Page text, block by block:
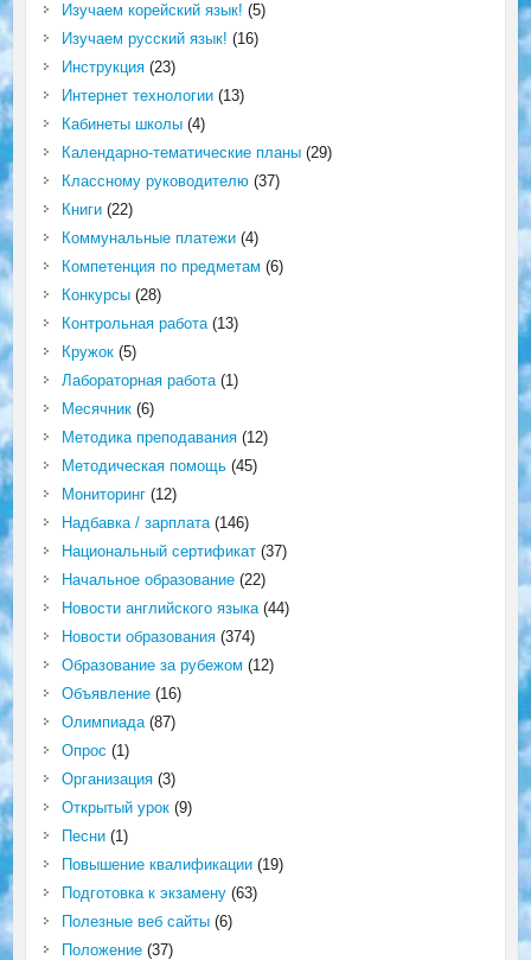
Изучаем корейский язык! (5)
Изучаем русский язык! (16)
Инструкция(23)
Интернет технологии(13)
Кабинеты школы(4)
Календарно-тематические планы(29)
Классному руководителю(37)
Книги(22)
Коммунальные платежи(4)
Компетенция по предметам (6)
Конкурсы(28)
Контрольная работа(13)
Кружок(5)
Лабораторная работа(1)
Месячник(6)
Методика преподавания(12)
Методическая помощь(45)
Мониторинг(12)
Надбавка / зарплата(146)
Национальный сертификат(37)
Начальное образование(22)
Новости английского языка(44)
Новости образования(374)
Образование за рубежом (12)
Объявление(16)
Олимпиада(87)
Опрос (1)
Организация(3)
Открытый урок(9)
Песни(1)
Повышение квалификации(19)
Подготовка к экзамену(63)
Полезные веб сайты(6)
Положение(37)